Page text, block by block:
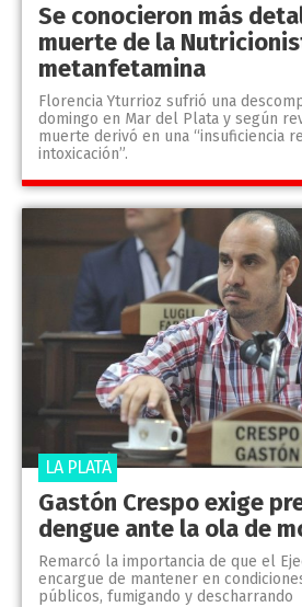
Se conocieron más
muerte de la
metanfetamina
Florencia Yturrioz sufrió una
domingo en Mar del Plata y según
muerte derivó en una “insuficiencia
intoxicación”.
Gastón Crespo exige
dengue ante la ola de
Remarcó la importancia de que el
encargue de mantener en
públicos, fumigando y descharrando
LA PLATA